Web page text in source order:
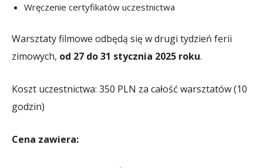
Wręczenie certyfikatów uczestnictwa
Warsztaty filmowe odbędą się w drugi tydzień ferii
zimowych, od 27 do 31 stycznia 2025 roku.
Koszt uczestnictwa: 350 PLN za całość warsztatów (10
godzin)
Cena zawiera: